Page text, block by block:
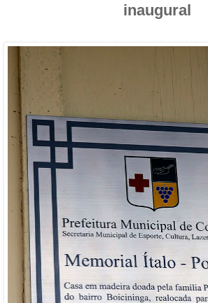
inaugural